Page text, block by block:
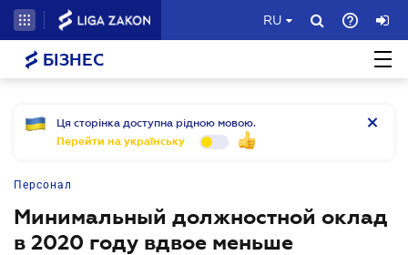
RU
БІЗНЕС
Ця сторінка доступна рідною мовою.
Перейти на українську
Персонал
Минимальный должностной оклад
в 2020 году вдвое меньше